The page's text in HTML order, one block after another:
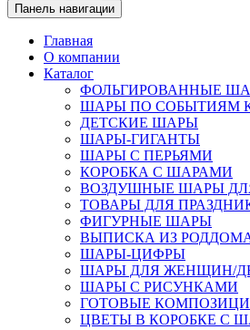
Панель навигации
Главная
О компании
Каталог
ФОЛЬГИРОВАННЫЕ
ШАРЫ ПО СОБЫТИЯМ
ДЕТСКИЕ ШАРЫ
ШАРЫ-ГИГАНТЫ
ШАРЫ С ПЕРЬЯМИ
КОРОБКА С ШАРАМИ
ВОЗДУШНЫЕ ШАРЫ
ТОВАРЫ ДЛЯ
ФИГУРНЫЕ ШАРЫ
ВЫПИСКА ИЗ
ШАРЫ-ЦИФРЫ
ШАРЫ ДЛЯ ЖЕНЩИН/
ШАРЫ С РИСУНКАМИ
ГОТОВЫЕ
ЦВЕТЫ В КОРОБКЕ С